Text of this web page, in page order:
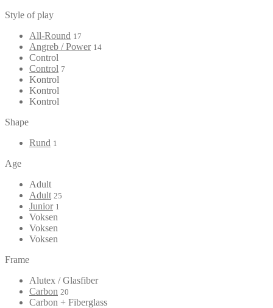
Style of play
All-Round 17
Angreb / Power 14
Control
Control 7
Kontrol
Kontrol
Kontrol
Shape
Rund 1
Age
Adult
Adult 25
Junior 1
Voksen
Voksen
Voksen
Frame
Alutex / Glasfiber
Carbon 20
Carbon + Fiberglass